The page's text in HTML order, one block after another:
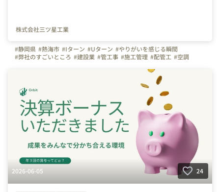
株式会社三ツ星工業
#静岡県 #熱海市 #Iターン #Uターン #やりがいを感じる瞬間
#弊社のすごいところ #建設業 #管工事 #施工管理 #配管工 #空調
#社員旅行 #面接担当の素顔
#会社の推しポイント
#社内イベント
#上司や先輩のキャラクター
#株式会社三ツ星工業
2026-06-05 24